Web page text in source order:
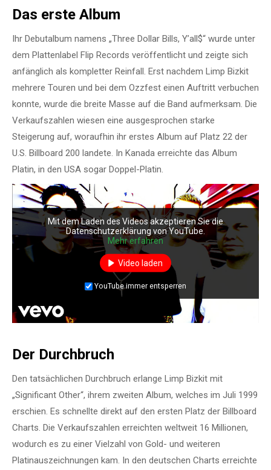
Das erste Album
Ihr Debutalbum namens „Three Dollar Bills, Y’all$“ wurde unter
dem Plattenlabel Flip Records veröffentlicht und zeigte sich
anfänglich als kompletter Reinfall. Erst nachdem Limp Bizkit
mehrere Touren und bei dem Ozzfest einen Auftritt verbuchen
konnte, wurde die breite Masse auf die Band aufmerksam. Die
Verkaufszahlen wiesen eine ausgesprochen starke
Steigerung auf, woraufhin ihr erstes Album auf Platz 22 der
U.S. Billboard 200 landete. In Kanada erreichte das Album
Platin, in den USA sogar Doppel-Platin.
Mit dem Laden des Videos akzeptieren Sie die
Datenschutzerklärung von YouTube.
Mehr erfahren
Video laden
YouTube immer entsperren
Der Durchbruch
Den tatsächlichen Durchbruch erlange Limp Bizkit mit
„Significant Other“, ihrem zweiten Album, welches im Juli 1999
erschien. Es schnellte direkt auf den ersten Platz der Billboard
Charts. Die Verkaufszahlen erreichten weltweit 16 Millionen,
wodurch es zu einer Vielzahl von Gold- und weiteren
Platinauszeichnungen kam. In den deutschen Charts erreichte